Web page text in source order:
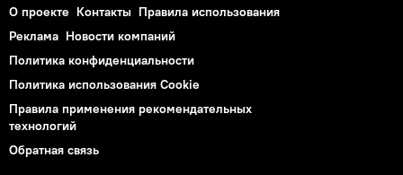
О проекте Контакты Правила использования
Реклама Новости компаний
Политика конфиденциальности
Политика использования Cookie
Правила применения рекомендательных
технологий
Обратная связь